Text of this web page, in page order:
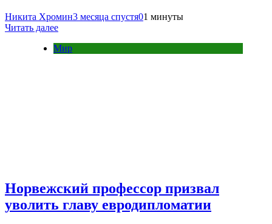
Никита Хромин3 месяца спустя01 минуты
Читать далее
Мир
Норвежский профессор призвал
уволить главу евродипломатии